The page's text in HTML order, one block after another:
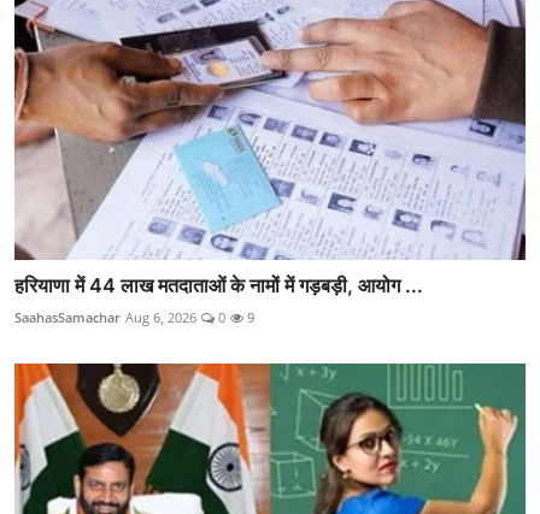
हरियाणा में 44 लाख मतदाताओं के नामों में गड़बड़ी, आयोग ...
SaahasSamachar Aug 6, 2026 0 9